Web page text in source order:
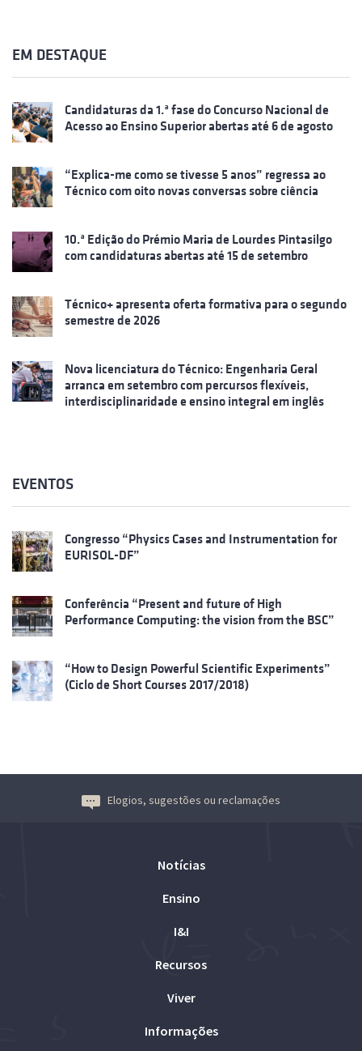
EM DESTAQUE
Candidaturas da 1.ª fase do Concurso Nacional de
Acesso ao Ensino Superior abertas até 6 de agosto
“Explica-me como se tivesse 5 anos” regressa ao
Técnico com oito novas conversas sobre ciência
10.ª Edição do Prémio Maria de Lourdes Pintasilgo
com candidaturas abertas até 15 de setembro
Técnico+ apresenta oferta formativa para o segundo
semestre de 2026
Nova licenciatura do Técnico: Engenharia Geral
arranca em setembro com percursos flexíveis,
interdisciplinaridade e ensino integral em inglês
EVENTOS
Congresso “Physics Cases and Instrumentation for
EURISOL-DF”
Conferência “Present and future of High
Performance Computing: the vision from the BSC”
“How to Design Powerful Scientific Experiments”
(Ciclo de Short Courses 2017/2018)
Elogios, sugestões ou reclamações
Notícias
Ensino
I&I
Recursos
Viver
Informações